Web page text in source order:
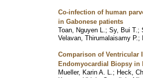
Co-infection of human
in Gabonese patients
Toan, Nguyen L. ; Sy, Bui T. ;
Velavan, Thirumalaisamy P. ;
Comparison of Ventricular
Endomyocardial Biopsy in
Mueller, Karin A. L. ; Heck,